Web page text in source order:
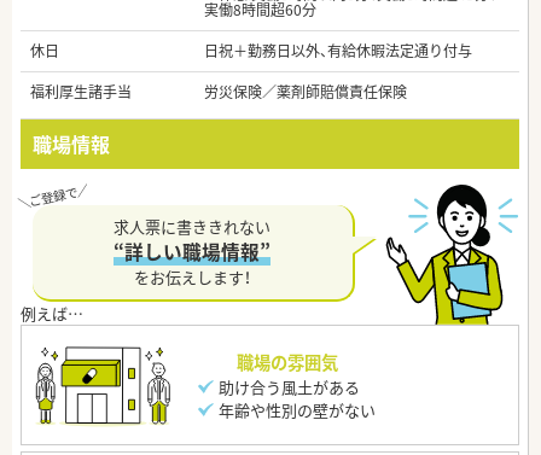
実働8時間超60分
休日
日祝＋勤務日以外、有給休暇法定通り付与
福利厚生諸手当
労災保険／薬剤師賠償責任保険
職場情報
求人票に書ききれない
“詳しい職場情報”
をお伝えします！
職場の雰囲気
助け合う風土がある
年齢や性別の壁がない